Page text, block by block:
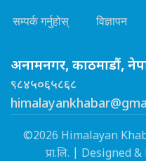
सम्पर्क गर्नुहोस् विज्ञापन
अनामनगर, काठमाडौं,
९८४५०६५८६८
©2026 Himalayan
प्रा.लि. | Designed